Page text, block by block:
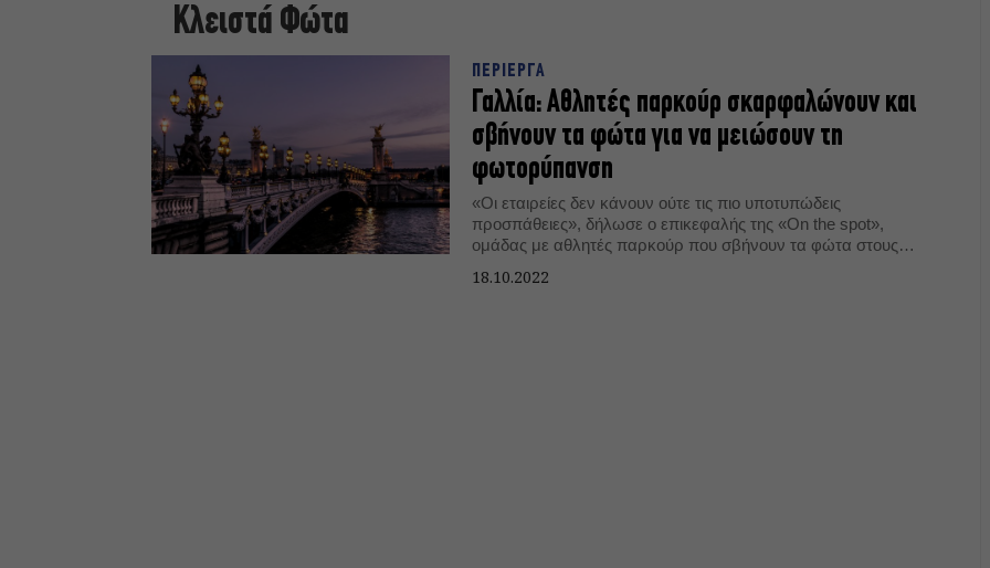
Κλειστά Φώτα
ΠΕΡΙΕΡΓΑ
Γαλλία: Αθλητές παρκούρ σκαρφαλώνουν και
σβήνουν τα φώτα για να μειώσουν τη
φωτορύπανση
«Oι εταιρείες δεν κάνουν ούτε τις πιο υποτυπώδεις
προσπάθειες», δήλωσε ο επικεφαλής της «On the spot»,
ομάδας με αθλητές παρκούρ που σβήνουν τα φώτα στους
18.10.2022